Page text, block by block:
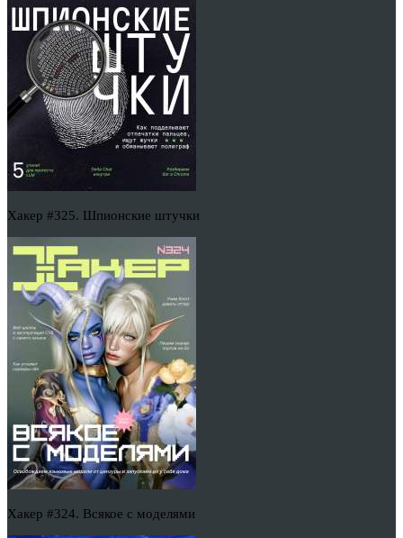
Хакер #325. Шпионские штучки
Хакер #324. Всякое с моделями